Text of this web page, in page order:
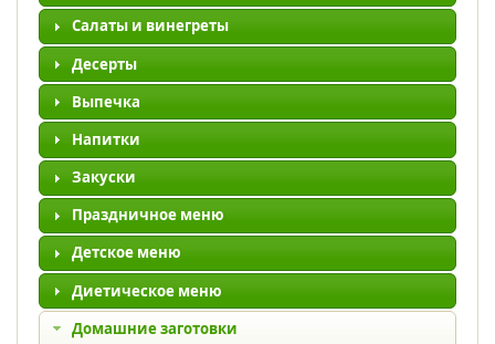
Салаты и винегреты
Десерты
Выпечка
Напитки
Закуски
Праздничное меню
Детское меню
Диетическое меню
Домашние заготовки